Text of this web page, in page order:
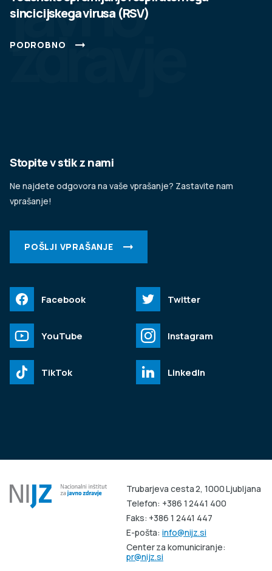
zdravje
sincicijskega virusa (RSV)
PODROBNO
Trubarjeva cesta 2, 1000 Ljubljana
Telefon: +386 1 2441 400
Faks: +386 1 2441 447
E-pošta:info@nijz.si
Center za komuniciranje:
pr@nijz.si
Stopite v stik z nami
Ne najdete odgovora na vaše vprašanje? Zastavite nam
vprašanje!
POŠLJI VPRAŠANJE
Facebook Twitter
YouTube Instagram
TikTok LinkedIn